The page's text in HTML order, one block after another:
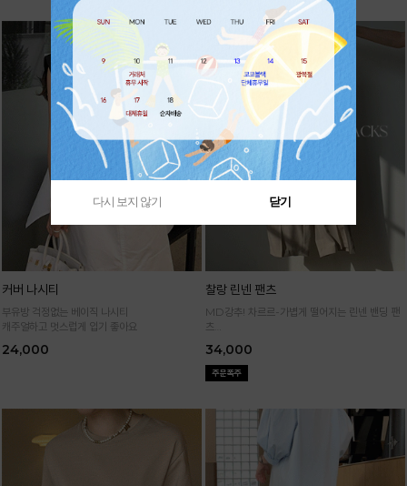
커버 나시티
부유방 걱정없는 베이직 나시티
캐주얼하고 멋스럽게 입기 좋아요
24,000
찰랑 린넨 팬츠
MD강추! 차르르-가볍게 떨어지는 린넨 밴딩 팬
츠
34,000
다시 보지 않기 닫기